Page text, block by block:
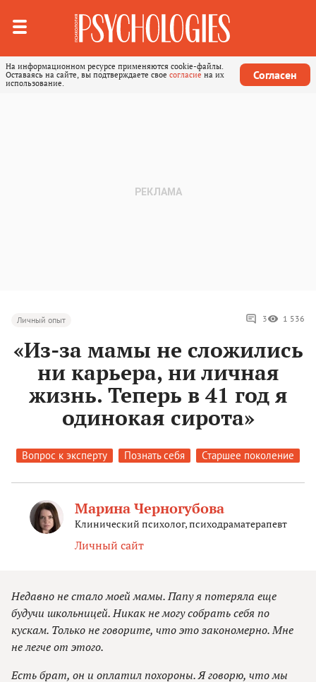
На информационном ресурсе применяются cookie-файлы.
Оставаясь на сайте, вы подтверждаете свое согласие на их
использование.
Согласен
Личный опыт 3 1 536
«Из-за мамы не сложились
ни карьера, ни личная
жизнь. Теперь в 41 год я
одинокая сирота»
Вопрос к эксперту Познать себя Старшее поколение
Марина Черногубова
Клинический психолог, психодраматерапевт
Личный сайт
Недавно не стало моей мамы. Папу я потеряла еще
будучи школьницей. Никак не могу собрать себя по
кускам. Только не говорите, что это закономерно. Мне
не легче от этого.
Есть брат, он и оплатил похороны. Я говорю, что мы